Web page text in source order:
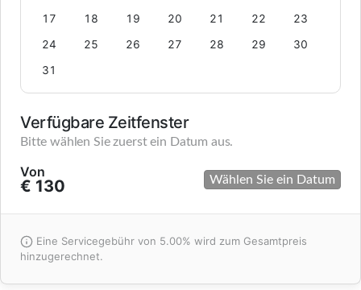
17
18 19 20 21 22
23
24
25 26 27 28 29
30
31
Verfügbare Zeitfenster
Bitte wählen Sie zuerst ein Datum aus.
Von
€ 130 Wählen Sie ein Datum
Eine Servicegebühr von 5.00% wird zum Gesamtpreis
hinzugerechnet.